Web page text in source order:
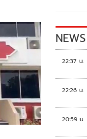
22:37 น.
22:26 น.
20:59 น.